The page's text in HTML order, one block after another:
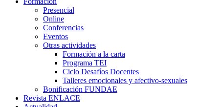
Presencial
Online
Conferencias
Eventos
Otras actividades
Formación a la carta
Programa TEI
Ciclo Desafíos Docentes
Talleres emocionales y afectivo-sexuales
Bonificación FUNDAE
Revista ENLACE